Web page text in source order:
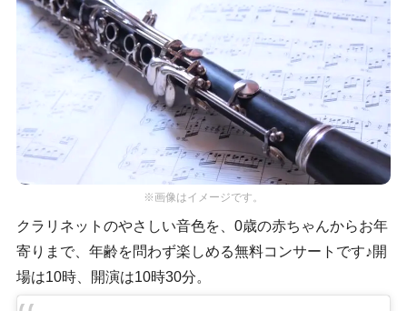
※画像はイメージです。
クラリネットのやさしい音色を、0歳の赤ちゃんからお年
寄りまで、年齢を問わず楽しめる無料コンサートです♪開
場は10時、開演は10時30分。